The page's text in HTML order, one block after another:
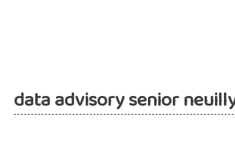
data advisory senior